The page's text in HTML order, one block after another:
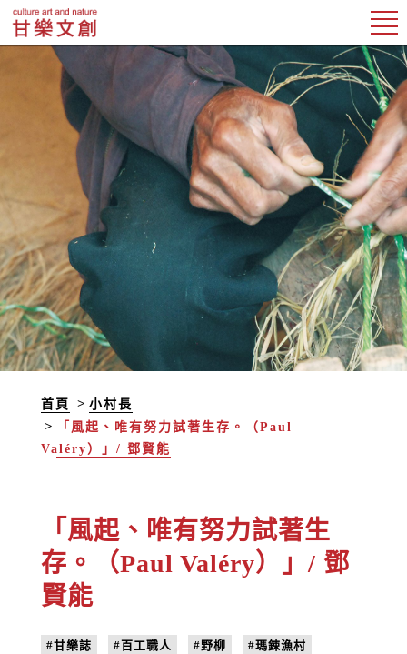
首頁
小村長
「風起、唯有努力試著生存。（Paul
Valéry）」/ 鄧賢能
「風起、唯有努力試著生
存。（Paul Valéry）」/ 鄧
賢能
#甘樂誌 #百工職人 #野柳 #瑪鋉漁村